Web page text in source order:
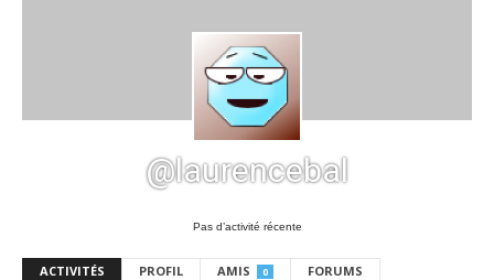
@laurencebal
Pas d’activité récente
ACTIVITÉS PROFIL AMIS 0 FORUMS